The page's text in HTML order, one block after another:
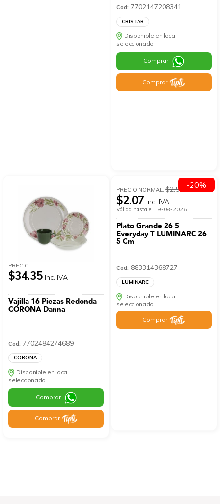
Cod: 7702147208341
CRISTAR
Disponible en local
seleccionado
Comprar
Comprar
PRECIO
$34.35 Inc. IVA
Vajilla 16 Piezas Redonda
CORONA Danna
Cod: 7702484274689
CORONA
Disponible en local
seleccionado
Comprar
Comprar
PRECIO NORMAL:$2.59
$2.07 Inc. IVA
Válida hasta el 19-08-2026.
Plato Grande 26 5
Everyday T LUMINARC 26
5 Cm
Cod: 883314368727
LUMINARC
Disponible en local
seleccionado
Comprar
-20%